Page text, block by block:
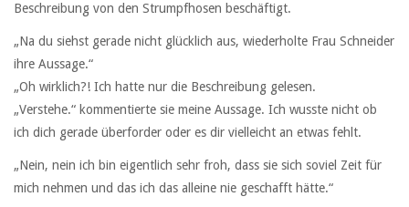
Beschreibung von den Strumpfhosen beschäftigt.
„Na du siehst gerade nicht glücklich aus, wiederholte Frau Schneider
ihre Aussage.“
„Oh wirklich?! Ich hatte nur die Beschreibung gelesen.
„Verstehe.“ kommentierte sie meine Aussage. Ich wusste nicht ob
ich dich gerade überforder oder es dir vielleicht an etwas fehlt.
„Nein, nein ich bin eigentlich sehr froh, dass sie sich soviel Zeit für
mich nehmen und das ich das alleine nie geschafft hätte.“